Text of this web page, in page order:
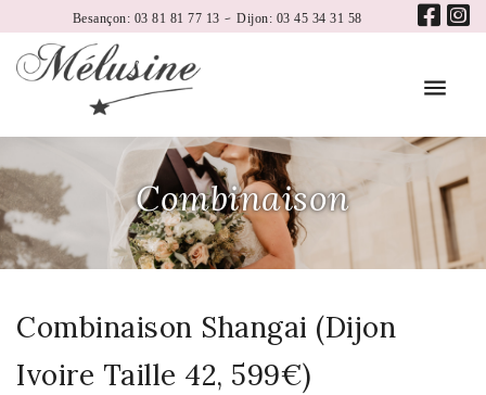
Besançon: 03 81 81 77 13 - Dijon: 03 45 34 31 58
Combinaison
Combinaison Shangai (Dijon
Ivoire Taille 42, 599€)